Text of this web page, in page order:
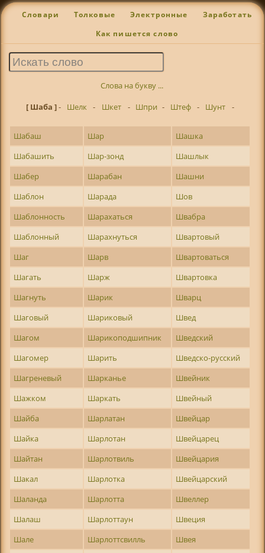
Словари Толковые Электронные Заработать
Как пишется слово
Слова на букву ...
[ Шаба ]- Шелк - Шкет - Шпри - Штеф - Шунт -
Шабаш Шар
Шашка
Шабашить
Шар-зонд
Шашлык
Шабер
Шарабан
Шашни
Шаблон
Шарада
Шов
Шаблонность
Шарахаться
Швабра
Шаблонный
Шарахнуться
Швартовый
Шаг
Шарв
Швартоваться
Шагать
Шарж
Швартовка
Шагнуть
Шарик
Шварц
Шаговый
Шариковый
Швед
Шагом
Шарикоподшипник
Шведский
Шагомер
Шарить
Шведско-русский
Шагреневый
Шарканье
Швейник
Шажком
Шаркать
Швейный
Шайба
Шарлатан
Швейцар
Шайка
Шарлотан
Швейцарец
Шайтан
Шарлотвиль
Швейцария
Шакал
Шарлотка
Швейцарский
Шаланда
Шарлотта
Швеллер
Шалаш
Шарлоттаун
Швеция
Шале
Шарлоттсвилль
Швея